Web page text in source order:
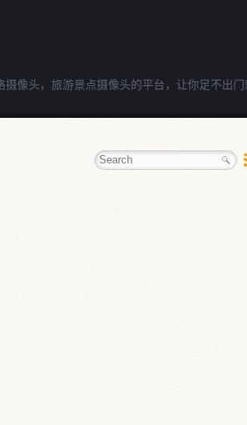
像头，旅游景点摄像头的平台，让你足不出门